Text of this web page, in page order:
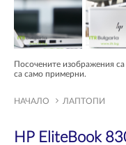
Посочените изображения
са само примерни.
НАЧАЛО ЛАПТОПИ
HP EliteBook